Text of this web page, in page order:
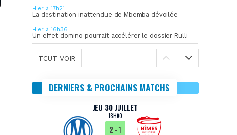
Hier à 17h21
La destination inattendue de Mbemba dévoilée
Hier à 16h36
Un effet domino pourrait accélérer le dossier Rulli
TOUT VOIR
DERNIERS & PROCHAINS MATCHS
JEU 30 JUILLET
18H00
2- 1